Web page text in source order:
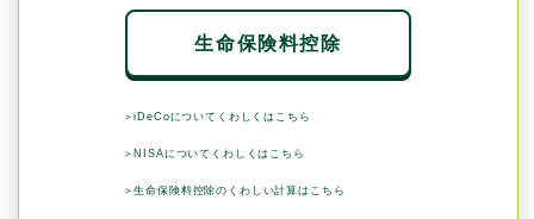
生命保険料控除
＞iDeCoについてくわしくはこちら
＞NISAについてくわしくはこちら
＞生命保険料控除のくわしい計算はこちら